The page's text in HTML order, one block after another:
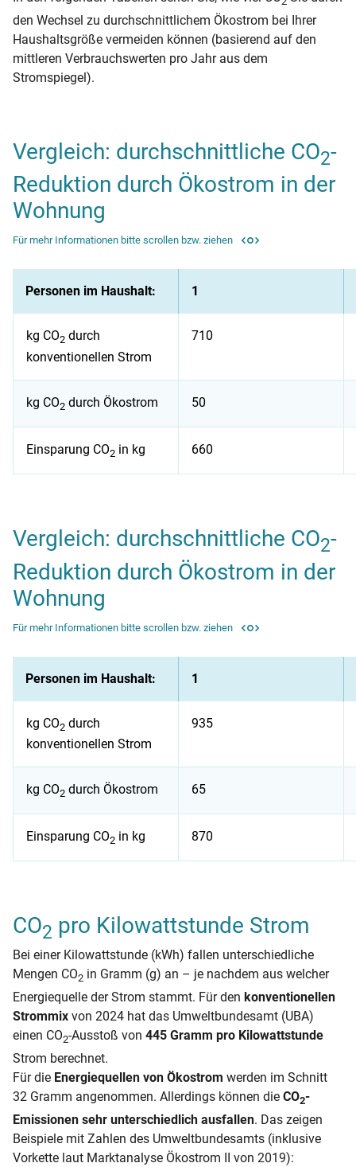
den Wechsel zu durchschnittlichem Ökostrom bei Ihrer
Haushaltsgröße vermeiden können (basierend auf den
mittleren Verbrauchswerten pro Jahr aus dem
Stromspiegel).
Vergleich: durchschnittliche CO2-
Reduktion durch Ökostrom in der
Wohnung
Für mehr Informationen bitte scrollen bzw. ziehen
Personen im Haushalt: 1
kg CO2 durch
konventionellen Strom
710
kg CO2 durch Ökostrom 50
Einsparung CO2 in kg 660
Vergleich: durchschnittliche CO2-
Reduktion durch Ökostrom in der
Wohnung
Für mehr Informationen bitte scrollen bzw. ziehen
Personen im Haushalt: 1
kg CO2 durch
konventionellen Strom
935
kg CO2 durch Ökostrom 65
Einsparung CO2 in kg 870
CO2 pro Kilowattstunde Strom
Bei einer Kilowattstunde (kWh) fallen unterschiedliche
Mengen CO2 in Gramm (g) an – je nachdem aus welcher
Energiequelle der Strom stammt. Für den konventionellen
Strommix von 2024 hat das Umweltbundesamt (UBA)
einen CO2-Ausstoß von 445 Gramm pro Kilowattstunde
Strom berechnet.
Für die Energiequellen von Ökostrom werden im Schnitt
32 Gramm angenommen. Allerdings können die CO2-
Emissionen sehr unterschiedlich ausfallen. Das zeigen
Beispiele mit Zahlen des Umweltbundesamts (inklusive
Vorkette laut Marktanalyse Ökostrom II von 2019):